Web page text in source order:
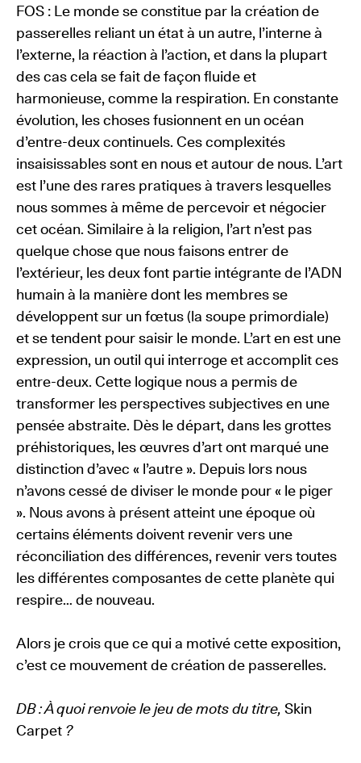
FOS : Le monde se constitue par la création de
passerelles reliant un état à un autre, l’interne à
l’externe, la réaction à l’action, et dans la plupart
des cas cela se fait de façon fluide et
harmonieuse, comme la respiration. En constante
évolution, les choses fusionnent en un océan
d’entre-deux continuels. Ces complexités
insaisissables sont en nous et autour de nous. L’art
est l’une des rares pratiques à travers lesquelles
nous sommes à même de percevoir et négocier
cet océan. Similaire à la religion, l’art n’est pas
quelque chose que nous faisons entrer de
l’extérieur, les deux font partie intégrante de l’ADN
humain à la manière dont les membres se
développent sur un fœtus (la soupe primordiale)
et se tendent pour saisir le monde. L’art en est une
expression, un outil qui interroge et accomplit ces
entre-deux. Cette logique nous a permis de
transformer les perspectives subjectives en une
pensée abstraite. Dès le départ, dans les grottes
préhistoriques, les œuvres d’art ont marqué une
distinction d’avec « l’autre ». Depuis lors nous
n’avons cessé de diviser le monde pour « le piger
». Nous avons à présent atteint une époque où
certains éléments doivent revenir vers une
réconciliation des différences, revenir vers toutes
les différentes composantes de cette planète qui
respire… de nouveau.
Alors je crois que ce qui a motivé cette exposition,
c’est ce mouvement de création de passerelles.
DB : À quoi renvoie le jeu de mots du titre, Skin
Carpet ?